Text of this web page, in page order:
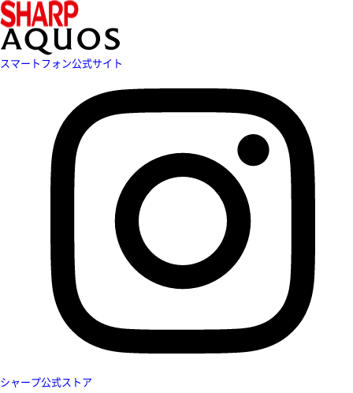
スマートフォン公式サイト
シャープ公式ストア